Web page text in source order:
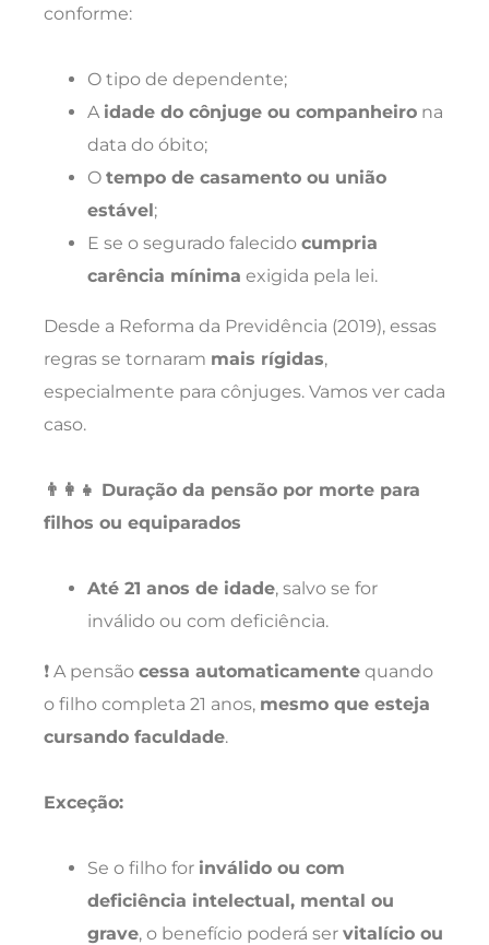
conforme:
O tipo de dependente;
A idade do cônjuge ou companheiro na
data do óbito;
O tempo de casamento ou união
estável;
E se o segurado falecido cumpria
carência mínima exigida pela lei.
Desde a Reforma da Previdência (2019), essas
regras se tornaram mais rígidas,
especialmente para cônjuges. Vamos ver cada
caso.
👨‍👩‍👧 Duração da pensão por morte para
filhos ou equiparados
Até 21 anos de idade, salvo se for
inválido ou com deficiência.
❗ A pensão cessa automaticamente quando
o filho completa 21 anos, mesmo que esteja
cursando faculdade.
Exceção:
Se o filho for inválido ou com
deficiência intelectual, mental ou
grave, o benefício poderá ser vitalício ou